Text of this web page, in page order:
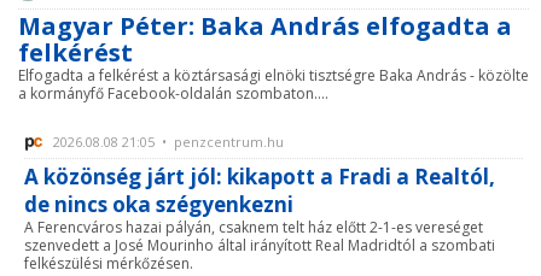
Magyar Péter: Baka András elfogadta a
felkérést
Elfogadta a felkérést a köztársasági elnöki tisztségre Baka András - közölte
a kormányfő Facebook-oldalán szombaton....
2026.08.08 21:05 • penzcentrum.hu
A közönség járt jól: kikapott a Fradi a Realtól,
de nincs oka szégyenkezni
A Ferencváros hazai pályán, csaknem telt ház előtt 2-1-es vereséget
szenvedett a José Mourinho által irányított Real Madridtól a szombati
felkészülési mérkőzésen.